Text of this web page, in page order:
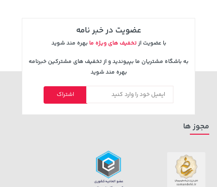
خرید 27,580,000 تومان
عضویت در خبر نامه
با عضویت ازتخفیف های ویژه ما بهره مند شوید
به باشگاه مشتریان ما بپیوندید و از تخفیف های مشترکین خبرنامه
بهره مند شوید
اشتراک
مجوز ها